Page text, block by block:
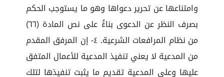
وامتناعها عن تحرير دعواها وهو ما يستوجب الحكم
بصرف النظر عن الدعوى بناءًُ على نص المادة (٦٦)
من نظام المرافعات الشرعية. ٤- إن المرفق المقدم
من المدعية لا يعني تنفيذ المدعية للأعمال المتفق
عليها وعلى المدعية تقديم ما يثبت تنفيذها لتلك